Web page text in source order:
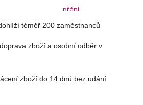
přání
téměř 200 zaměstnanců
zboží a osobní odběr v
zboží do 14 dnů bez udání